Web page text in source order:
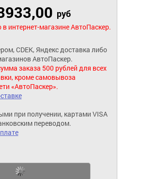
руб
интернет-магазине АвтоПаскер.
CDEK, Яндекс доставка либо
АвтоПаскер.
заказа 500 рублей для всех
кроме самовывоза
«АвтоПаскер».
при получении, картами VISA
переводом.